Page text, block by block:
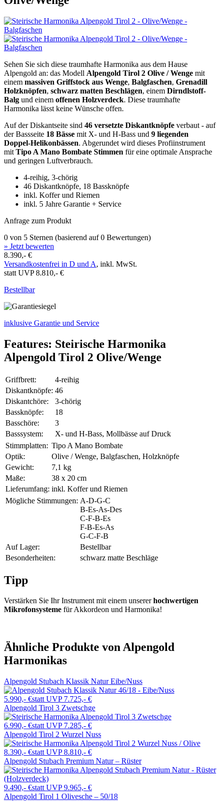
Sehen Sie sich diese traumhafte Harmonika aus dem Hause
Alpengold an: das Modell Alpengold Tirol 2 Olive / Wenge mit
einem massiven Griffstock aus Wenge, Balgfaschen, Grenadill
Holzknöpfen, schwarz matten Beschlägen, einem Dirndlstoff-
Balg und einem offenen Holzverdeck. Diese traumhafte
Harmonika lässt keine Wünsche offen.
Auf der Diskantseite sind 46 versetzte Diskantknöpfe verbaut - auf
der Bassseite 18 Bässe mit X- und H-Bass und 9 liegenden
Doppel-Helikonbässen. Abgerundet wird dieses Profiinstrument
mit Tipo A Mano Bombate Stimmen für eine optimale Ansprache
und geringen Luftverbrauch.
4-reihig, 3-chörig
46 Diskantknöpfe, 18 Bassknöpfe
inkl. Koffer und Riemen
inkl. 5 Jahre Garantie + Service
Anfrage zum Produkt
0 von 5 Sternen (basierend auf 0 Bewertungen)
» Jetzt bewerten
8.390,- €
Versandkostenfrei in D und A, inkl. MwSt.
statt UVP 8.810,- €
Bestellbar
inklusive Garantie und Service
Features: Steirische Harmonika
Alpengold Tirol 2 Olive/Wenge
Griffbrett:
4-reihig
Diskantknöpfe: 46
Diskantchöre:
3-chörig
Bassknöpfe:
18
Basschöre:
3
Basssystem:
X- und H-Bass, Mollbässe auf Druck
Stimmplatten: Tipo A Mano Bombate
Optik:
Olive / Wenge, Balgfaschen, Holzknöpfe
Gewicht:
7,1 kg
Maße:
38 x 20 cm
Lieferumfang: inkl. Koffer und Riemen
Mögliche Stimmungen: A-D-G-C
B-Es-As-Des
C-F-B-Es
F-B-Es-As
G-C-F-B
Auf Lager:
Bestellbar
Besonderheiten:
schwarz matte Beschläge
Tipp
Verstärken Sie Ihr Instrument mit einem unsererhochwertigen
Mikrofonsysteme für Akkordeon und Harmonika!
Ähnliche Produkte von Alpengold
Harmonikas
Alpengold Stubach Klassik Natur Eibe/Nuss
5.990,- €statt UVP 7.725,- €
Alpengold Tirol 3 Zwetschge
6.990,- €statt UVP 7.285,- €
Alpengold Tirol 2 Wurzel Nuss
8.390,- €statt UVP 8.810,- €
Alpengold Stubach Premium Natur – Rüster
9.490,- €statt UVP 9.965,- €
Alpengold Tirol 1 Olivesche – 50/18